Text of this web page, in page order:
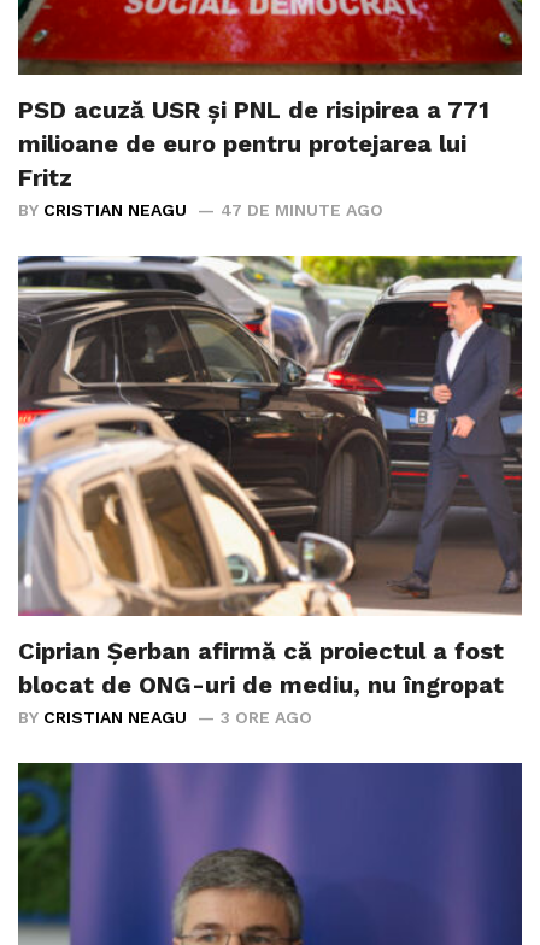
PSD acuză USR și PNL de risipirea a 771
milioane de euro pentru protejarea lui
Fritz
BY CRISTIAN NEAGU 47 DE MINUTE AGO
Ciprian Șerban afirmă că proiectul a fost
blocat de ONG-uri de mediu, nu îngropat
BY CRISTIAN NEAGU 3 ORE AGO